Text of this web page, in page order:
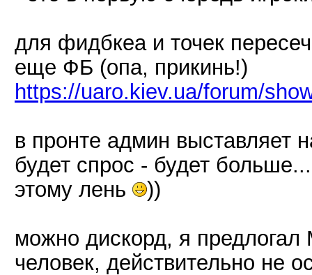
для фидбкеа и точек
еще ФБ (опа, прикинь!)
https://uaro.kiev.ua/forum/
в пронте админ выставляет
будет спрос - будет
этому лень
))
можно дискорд, я
человек, действительно не